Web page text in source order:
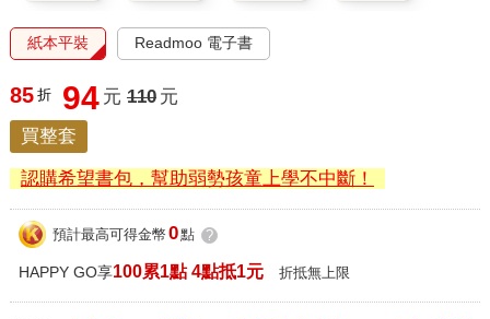
紙本平裝 Readmoo 電子書
85 折 94 元 110 元
買整套
認購希望書包，幫助弱勢孩童上學不中斷！
預計最高可得金幣 0點 ?
HAPPY GO享100累1點 4點抵1元 折抵無上限